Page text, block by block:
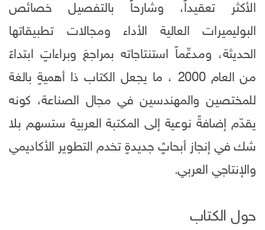
الأكثر تعقيداً، وشارحاً بالتفصيل خصائص
البوليميرات العالية الأداء ومجالات تطبيقاتها
الحديثة، ومدعِّماً استنتاجاته بمراجعَ وبراءاتٍ ابتداءً
من العام 2000 ، ما يجعل الكتاب ذا أهميةٍ بالغة
للمختصين والمهندسين في مجال الصناعة، كونه
يقدّم إضافةً نوعية إلى المكتبة العربية ستسهم بلا
شك في إنجاز أبحاثٍ جديدةٍ تخدم التطوير الأكاديمي
والإنتاجي العربي.
حول الكتاب